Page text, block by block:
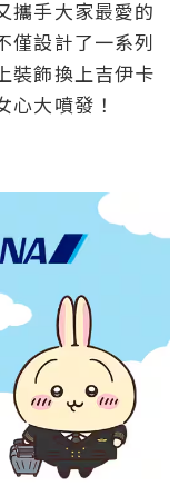
攜手大家最愛的
僅設計了一系列
裝飾換上吉伊卡
心大噴發！